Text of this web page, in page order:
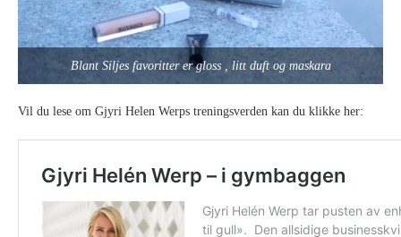
Blant Siljes favoritter er gloss , litt duft og maskara
Vil du lese om Gjyri Helen Werps treningsverden kan du klikke her: